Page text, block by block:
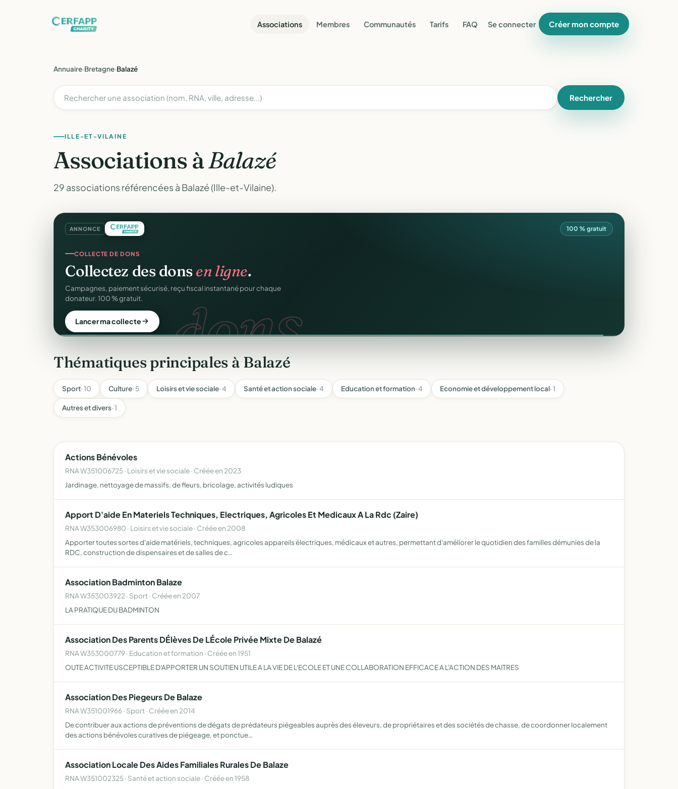
Associations Membres Communautés Tarifs FAQ Se connecter Créer mon compte
Annuaire›Bretagne›Balazé
Rechercher
ILLE-ET-VILAINE
Associations àBalazé
29 associations référencées à Balazé (Ille-et-Vilaine).
ANNONCE 100 % gratuit
web.
SITE WEB
Votre site web d'association
Une page publique élégante et un site de collecte, prêts en cinq minutes.
Sans webmaster.
Créer mon site gratuit
Thématiques principales à Balazé
Sport· 10 Culture· 5 Loisirs et vie sociale· 4 Santé et action sociale· 4 Education et formation· 4 Economie et développement local· 1
Autres et divers· 1
Actions Bénévoles
RNA W351006725 · Loisirs et vie sociale · Créée en 2023
Jardinage, nettoyage de massifs, de fleurs, bricolage, activités ludiques
Apport D'aide En Materiels Techniques, Electriques, Agricoles Et Medicaux A La Rdc (Zaire)
RNA W353006980 · Loisirs et vie sociale · Créée en 2008
Apporter toutes sortes d'aide matériels, techniques, agricoles appareils électriques, médicaux et autres, permettant d'améliorer le quotidien des familles démunies de la
RDC, construction de dispensaires et de salles de c…
Association Badminton Balaze
RNA W353003922 · Sport · Créée en 2007
LA PRATIQUE DU BADMINTON
Association Des Parents DÉlèves De LÉcole Privée Mixte De Balazé
RNA W353000779 · Education et formation · Créée en 1951
OUTE ACTIVITE USCEPTIBLE D'APPORTER UN SOUTIEN UTILE A LA VIE DE L'ECOLE ET UNE COLLABORATION EFFICACE A L'ACTION DES MAITRES
Association Des Piegeurs De Balaze
RNA W351001966 · Sport · Créée en 2014
De contribuer aux actions de préventions de dégats de prédateurs piégeables auprès des éleveurs, de propriétaires et des sociétés de chasse, de coordonner localement
des actions bénévoles curatives de piégeage, et ponctue…
Association Locale Des Aides Familiales Rurales De Balaze
RNA W351002325 · Santé et action sociale · Créée en 1958